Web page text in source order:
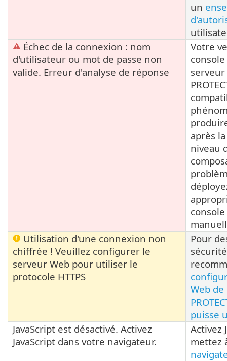
un
Échec de la connexion : nom
d'utilisateur ou mot de passe non
valide. Erreur d'analyse de réponse
Votre
serveur
après
niveau
Utilisation d'une connexion non
chiffrée ! Veuillez configurer le
serveur Web pour utiliser le
protocole HTTPS
Pour
Web de
puisse
JavaScript est désactivé. Activez
JavaScript dans votre navigateur.
Activez
mettez